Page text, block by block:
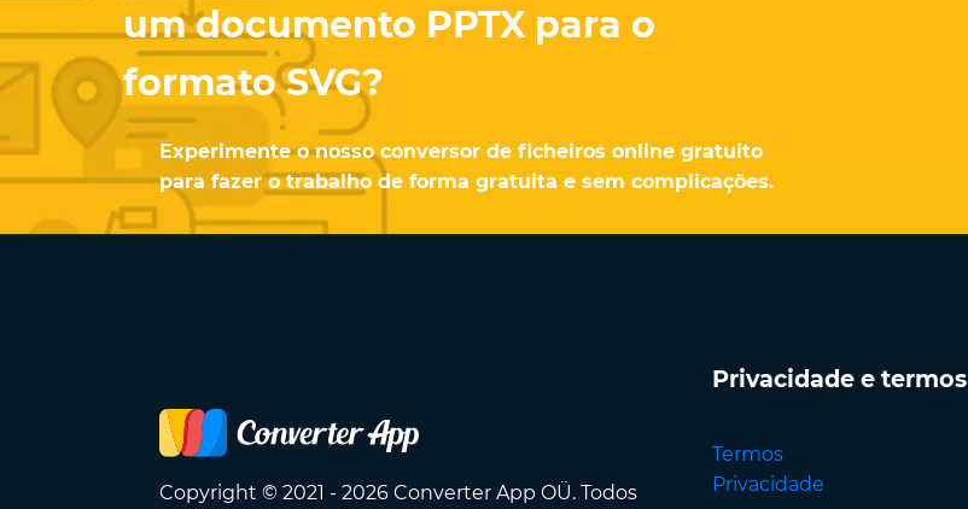
um documento PPTX para o
formato SVG?
Experimente o nosso conversor de ficheiros online gratuito
para fazer o trabalho de forma gratuita e sem complicações.
Copyright © 2021 - 2026 Converter App OÜ. Todos
Privacidade e termos
Termos
Privacidade